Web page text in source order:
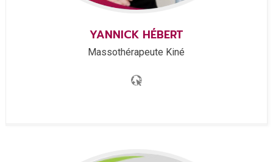
YANNICK HÉBERT
Massothérapeute Kiné